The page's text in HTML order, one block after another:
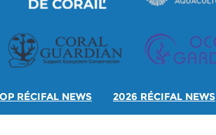
RÉCIFAL NEWS 2026 RÉCIFAL NEWS